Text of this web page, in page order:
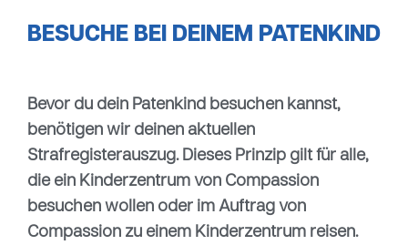
BESUCHE BEI DEINEM PATENKIND
Bevor du dein Patenkind besuchen kannst,
benötigen wir deinen aktuellen
Strafregisterauszug. Dieses Prinzip gilt für alle,
die ein Kinderzentrum von Compassion
besuchen wollen oder im Auftrag von
Compassion zu einem Kinderzentrum reisen.